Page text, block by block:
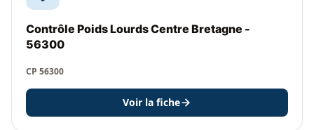
Contrôle Poids Lourds Centre Bretagne -
56300
CP 56300
Voir la fiche